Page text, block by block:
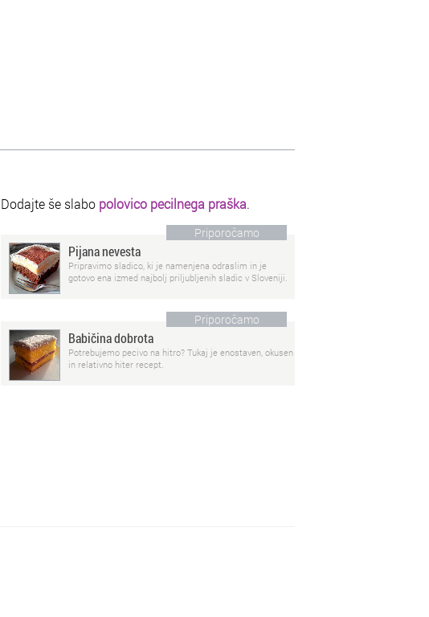
Dodajte še slabo polovico pecilnega praška.
Priporočamo
Pijana nevesta
Pripravimo sladico, ki je namenjena odraslim in je
gotovo ena izmed najbolj priljubljenih sladic v Sloveniji.
Priporočamo
Babičina dobrota
Potrebujemo pecivo na hitro? Tukaj je enostaven, okusen
in relativno hiter recept.